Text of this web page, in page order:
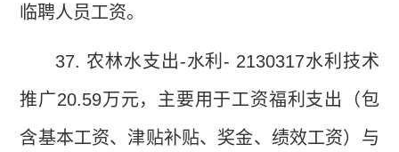
临聘人员工资。
37.农林水支出-水利 - 2130317水利技术
推广20.59万元，主要用于工资福利支出（包
含基本工资、津贴补贴、奖金、绩效工资）与